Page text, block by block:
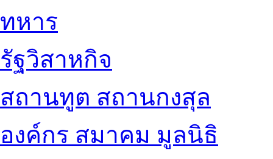
ทหาร
รัฐวิสาหกิจ
สถานทูต สถานกงสุล
องค์กร สมาคม มูลนิธิ